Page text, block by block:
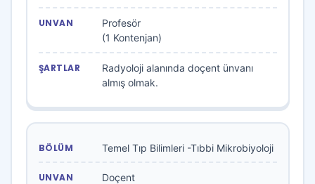
Profesör
(1 Kontenjan)
Radyoloji alanında doçent ünvanı
almış olmak.
Temel Tıp Bilimleri -Tıbbi Mikrobiyoloji
Doçent